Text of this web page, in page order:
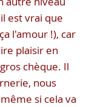
est vrai que
l'amour !), car
plaisir en
chèque. Il
nous
si cela va